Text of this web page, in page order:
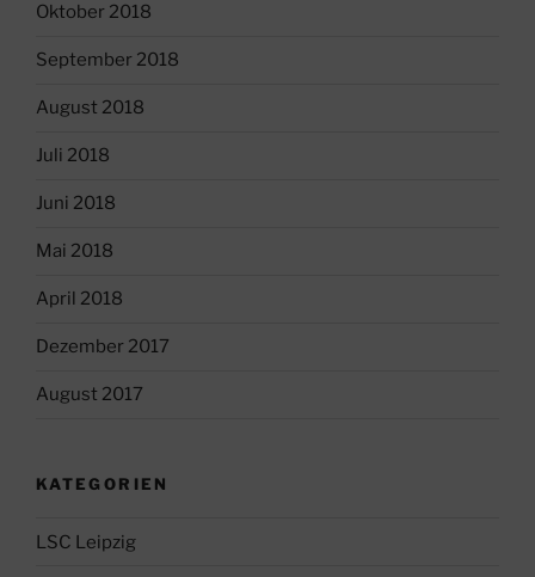
Oktober 2018
September 2018
August 2018
Juli 2018
Juni 2018
Mai 2018
April 2018
Dezember 2017
August 2017
KATEGORIEN
LSC Leipzig